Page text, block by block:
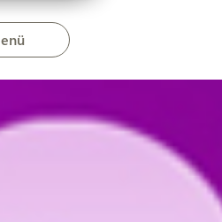
1-jén